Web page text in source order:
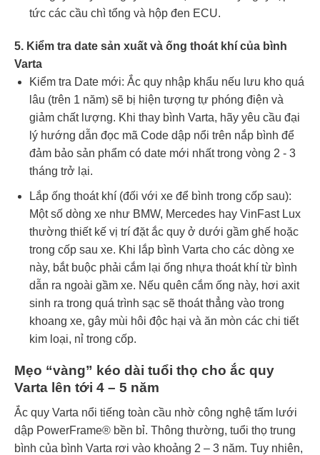
tức các cầu chì tổng và hộp đen ECU.
5. Kiểm tra date sản xuất và ống thoát khí của bình
Varta
Kiểm tra Date mới: Ắc quy nhập khẩu nếu lưu kho quá
lâu (trên 1 năm) sẽ bị hiện tượng tự phóng điện và
giảm chất lượng. Khi thay bình Varta, hãy yêu cầu đại
lý hướng dẫn đọc mã Code dập nổi trên nắp bình để
đảm bảo sản phẩm có date mới nhất trong vòng 2 - 3
tháng trở lại.
Lắp ống thoát khí (đối với xe để bình trong cốp sau):
Một số dòng xe như BMW, Mercedes hay VinFast Lux
thường thiết kế vị trí đặt ắc quy ở dưới gầm ghế hoặc
trong cốp sau xe. Khi lắp bình Varta cho các dòng xe
này, bắt buộc phải cắm lại ống nhựa thoát khí từ bình
dẫn ra ngoài gầm xe. Nếu quên cắm ống này, hơi axit
sinh ra trong quá trình sạc sẽ thoát thẳng vào trong
khoang xe, gây mùi hôi độc hại và ăn mòn các chi tiết
kim loại, nỉ trong cốp.
Mẹo “vàng” kéo dài tuổi thọ cho ắc quy
Varta lên tới 4 – 5 năm
Ắc quy Varta nổi tiếng toàn cầu nhờ công nghệ tấm lưới
dập PowerFrame® bền bỉ. Thông thường, tuổi thọ trung
bình của bình Varta rơi vào khoảng 2 – 3 năm. Tuy nhiên,